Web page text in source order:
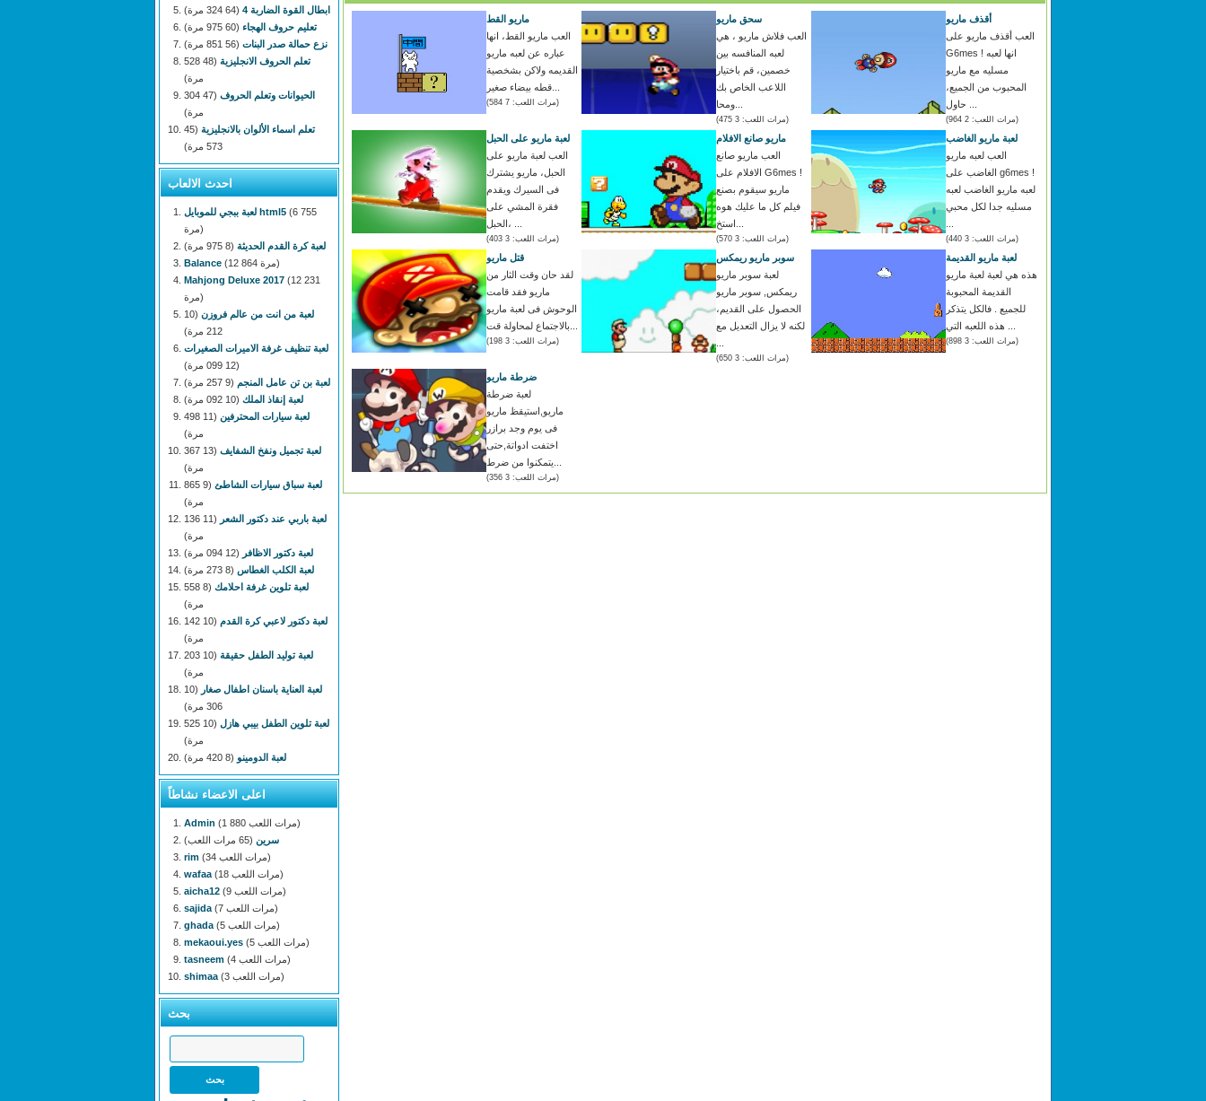
ماريو القط
العب ماريو القط، انها
عباره عن لعبه ماريو
القديمه ولاكن بشخصية
(مرات اللعب: 7 584)
سحق ماريو
العب فلاش ماريو ، هي
لعبه المنافسه بين
خصمين، قم باختيار
اللاعب الخاص بك
(مرات اللعب: 3 475)
أقذف ماريو
العب أقذف ماريو على
G6mes ! انها لعبه
مسليه مع ماريو
المحبوب من الجميع،
(مرات اللعب: 2 964)
لعبة ماريو على الحبل
العب لعبة ماريو على
الحبل، ماريو يشترك
فى السيرك ويقدم
فقرة المشي على
الحبل، ...
(مرات اللعب: 3 403)
ماريو صانع الافلام
العب ماريو صانع
الافلام على G6mes !
ماريو سيقوم بصنع
فيلم كل ما عليك هوه
(مرات اللعب: 3 570)
لعبة ماريو الغاضب
العب لعبه ماريو
الغاضب على g6mes !
لعبه ماريو الغاضب لعبه
مسليه جدا لكل محبي
(مرات اللعب: 3 440)
قتل ماريو
لقد حان وقت الثار من
ماريو فقد قامت
الوحوش فى لعبة ماريو
(مرات اللعب: 3 198)
سوبر ماريو ريمكس
لعبة سوبر ماريو
ريمكس, سوبر ماريو
الحصول على القديم،
لكنه لا يزال التعديل مع
(مرات اللعب: 3 650)
لعبة ماريو القديمة
هذه هي لعبة لعبة ماريو
القديمة المحبوبة
للجميع . فالكل يتذكر
(مرات اللعب: 3 898)
ضرطة ماريو
لعبة ضرطة
ماريو,استيقظ ماريو
فى يوم وجد برازر
اختفت ادواتة,حتى
(مرات اللعب: 3 356)
ابطال القوة الضاربة 4
(64 324 مرة)
تعليم حروف الهجاء (60 975 مرة)
نزع حمالة صدر البنات (56 851 مرة)
تعلم الحروف الانجليزية
(48 528
مرة)
الحيوانات وتعلم الحروف
(47 304
مرة)
تعلم اسماء الألوان بالانجليزية (45
573 مرة)
احدث الالعاب
لعبة ببجي للموبايل html5 (6 755
مرة)
لعبة كرة القدم الحديثة (8 975 مرة)
Balance
(12 864 مرة)
Mahjong Deluxe 2017 (12 231
مرة)
لعبة من انت من عالم فروزن (10
212 مرة)
لعبة تنظيف غرفة الاميرات الصغيرات
(12 099 مرة)
لعبة بن تن عامل المنجم (9 257 مرة)
لعبة إنقاذ الملك (10 092 مرة)
لعبة سيارات المحترفين
(11 498
مرة)
لعبة تجميل ونفخ الشفايف
(13 367
مرة)
لعبة سباق سيارات الشاطئ
(9 865
مرة)
لعبة باربي عند دكتور الشعر
(11 136
مرة)
لعبة دكتور الاظافر (12 094 مرة)
لعبة الكلب الغطاس (8 273 مرة)
لعبة تلوين غرفة احلامك
(8 558
مرة)
لعبة دكتور لاعبي كرة القدم
(10 142
مرة)
لعبة توليد الطفل حقيقة
(10 203
مرة)
لعبة العناية باسنان اطفال صغار
(10
306 مرة)
لعبة تلوين الطفل بيبي هازل
(10 525
مرة)
لعبة الدومينو (8 420 مرة)
اعلى الاعضاء نشاطاً
Admin
(1 880 مرات اللعب)
سرين (65 مرات اللعب)
rim
(34 مرات اللعب)
wafaa
(18 مرات اللعب)
aicha12
(9 مرات اللعب)
sajida
(7 مرات اللعب)
ghada
(5 مرات اللعب)
mekaoui.yes
(5 مرات اللعب)
tasneem
(4 مرات اللعب)
shimaa
(3 مرات اللعب)
بحث